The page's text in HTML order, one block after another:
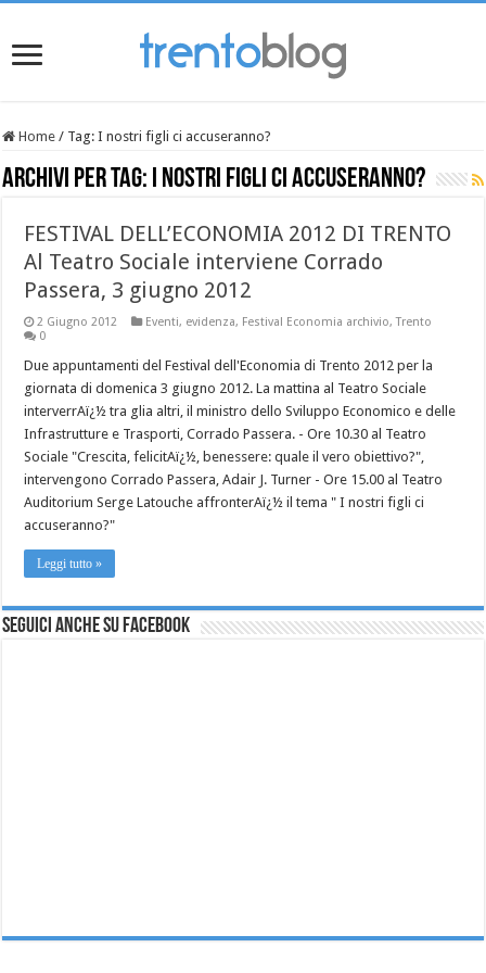
Home / Tag:I nostri figli ci accuseranno?
Archivi per tag: I nostri figli ci accuseranno?
FESTIVAL DELL’ECONOMIA 2012 DI TRENTO
Al Teatro Sociale interviene Corrado
Passera, 3 giugno 2012
2 Giugno 2012 Eventi, evidenza, Festival Economia archivio,Trento
0
Due appuntamenti del Festival dell'Economia di Trento 2012 per la
giornata di domenica 3 giugno 2012. La mattina al Teatro Sociale
interverrAï¿½ tra glia altri, il ministro dello Sviluppo Economico e delle
Infrastrutture e Trasporti, Corrado Passera. - Ore 10.30 al Teatro
Sociale "Crescita, felicitAï¿½, benessere: quale il vero obiettivo?",
intervengono Corrado Passera, Adair J. Turner - Ore 15.00 al Teatro
Auditorium Serge Latouche affronterAï¿½ il tema " I nostri figli ci
accuseranno?"
Leggi tutto »
Seguici anche su Facebook